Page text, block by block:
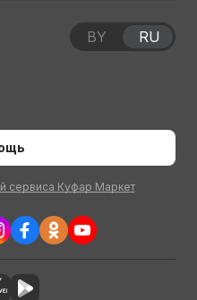
сервиса Куфар Маркет
BY RU